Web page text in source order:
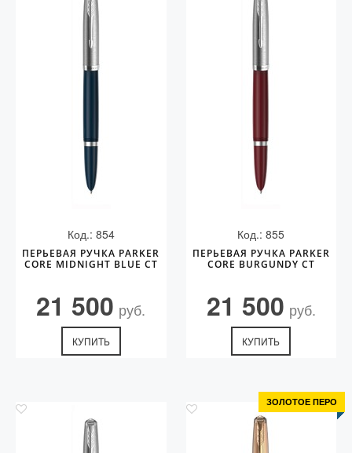
Код.: 854
ПЕРЬЕВАЯ РУЧКА PARKER
CORE MIDNIGHT BLUE CT
21 500 руб.
КУПИТЬ
Код.: 855
ПЕРЬЕВАЯ РУЧКА PARKER
CORE BURGUNDY CT
21 500 руб.
КУПИТЬ
ЗОЛОТОЕ ПЕРО